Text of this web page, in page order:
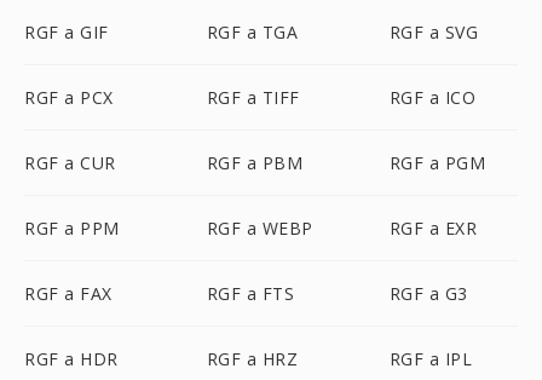
RGF a GIF RGF a TGA RGF a SVG
RGF a PCX RGF a TIFF RGF a ICO
RGF a CUR RGF a PBM RGF a PGM
RGF a PPM RGF a WEBP RGF a EXR
RGF a FAX RGF a FTS RGF a G3
RGF a HDR RGF a HRZ RGF a IPL